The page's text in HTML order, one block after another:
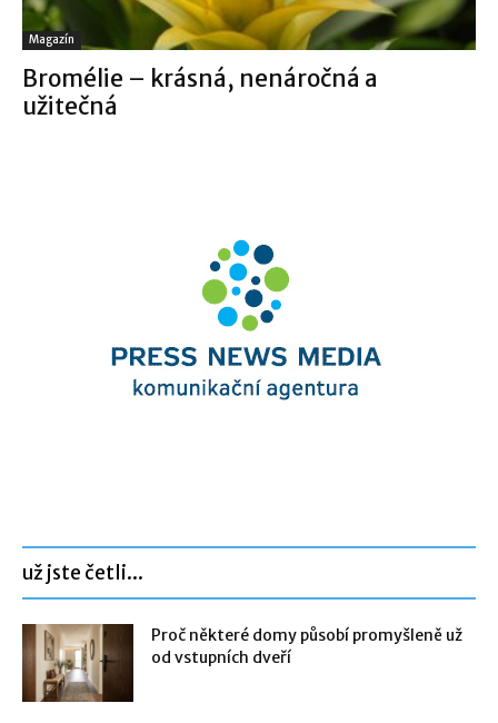
Magazín
Bromélie – krásná, nenáročná a
užitečná
už jste četli...
Proč některé domy působí promyšleně už
od vstupních dveří